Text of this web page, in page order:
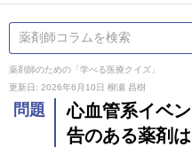
薬剤師のための「学べる医療クイズ」
更新日: 2026年6月10日 柳瀬 昌樹
問題
心血管系イベ
告のある薬剤は